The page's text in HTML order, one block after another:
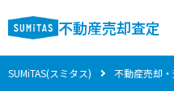
不動産売却査定
SUMiTAS(スミタス) 不動産売却